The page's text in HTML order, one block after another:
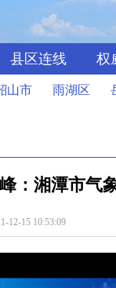
县区连线 权
山市 雨湖区
：湘潭市气
15 10:53:09